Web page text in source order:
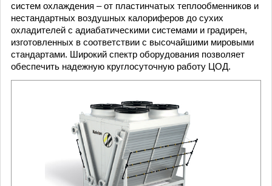
систем охлаждения – от пластинчатых теплообменников и
нестандартных воздушных калориферов до сухих
охладителей с адиабатическими системами и градирен,
изготовленных в соответствии с высочайшими мировыми
стандартами. Широкий спектр оборудования позволяет
обеспечить надежную круглосуточную работу ЦОД.